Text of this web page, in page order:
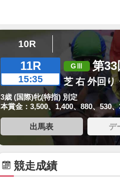
10R
11R
15:35
第
芝 右 外回り
3歳 (国際)牝(特指) 別定
本賞金：3,500、1,400、880、530
出馬表 デ
競走成績